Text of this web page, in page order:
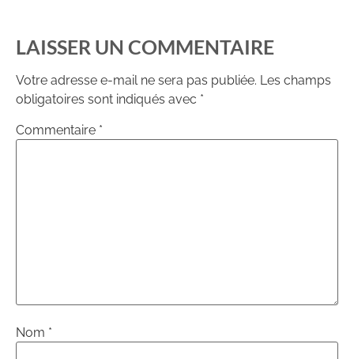
LAISSER UN COMMENTAIRE
Votre adresse e-mail ne sera pas publiée. Les champs
obligatoires sont indiqués avec *
Commentaire *
Nom *